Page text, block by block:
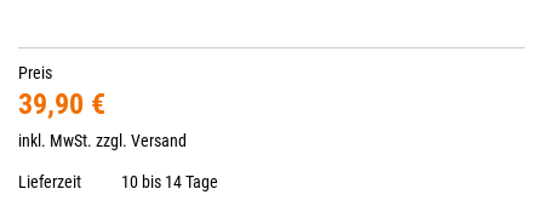
Preis
39,90 €
inkl. MwSt. zzgl. Versand
Lieferzeit 10 bis 14 Tage